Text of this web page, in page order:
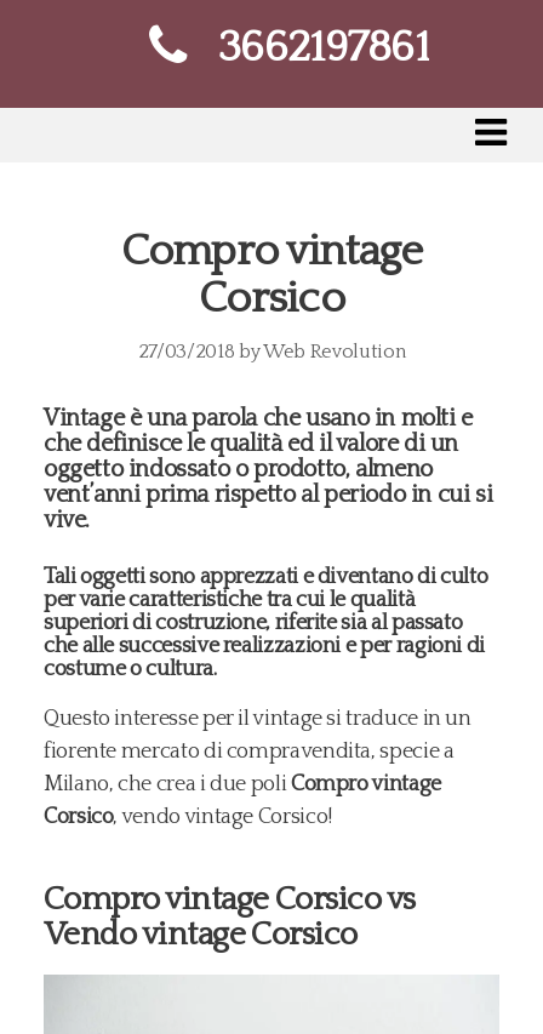
3662197861
Compro vintage
Corsico
27/03/2018 byWeb Revolution
Vintage è una parola che usano in molti e
che definisce le qualità ed il valore di un
oggetto indossato o prodotto, almeno
vent’anni prima rispetto al periodo in cui si
vive.
Tali oggetti sono apprezzati e diventano di culto
per varie caratteristiche tra cui le qualità
superiori di costruzione, riferite sia al passato
che alle successive realizzazioni e per ragioni di
costume o cultura.
Questo interesse per il vintage si traduce in un
fiorente mercato di compravendita, specie a
Milano, che crea i due poliCompro vintage
Corsico, vendo vintage Corsico!
Compro vintage Corsico vs
Vendo vintage Corsico